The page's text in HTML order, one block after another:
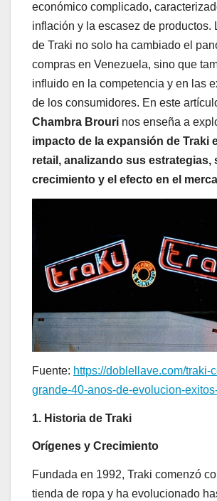
económico complicado,
inflación y la escasez de productos.
de Traki no solo ha cambiado el
compras en Venezuela, sino que
influido en la competencia y en las
de los consumidores. En este
Chambra Brouri nos enseña a
impacto de la expansión de Traki
retail, analizando sus estrategias,
crecimiento y el efecto en el
Fuente: https://doblellave.com/traki-
grande-40-anos-de-evolucion-
1. Historia de Traki
Orígenes y Crecimiento
Fundada en 1992, Traki comenzó
tienda de ropa y ha evolucionado